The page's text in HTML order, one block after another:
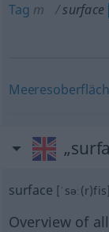
Tag m surface
surface [ˈsəː(r)fis]
Overview of